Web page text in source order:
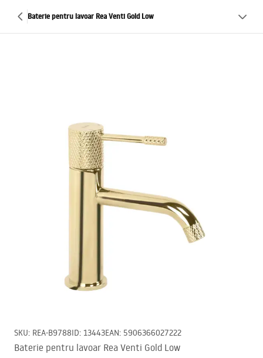
Baterie pentru lavoar Rea Venti Gold Low
SKU: REA-B9788ID: 13443EAN: 5906366027222
Baterie pentru lavoar Rea Venti Gold Low